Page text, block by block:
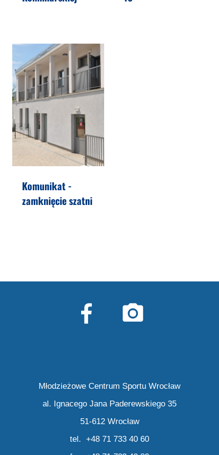
Komunikat -
zamknięcie szatni
Młodzieżowe Centrum Sportu Wrocław
al. Ignacego Jana Paderewskiego 35
51-612 Wrocław
tel. +48 71 733 40 60